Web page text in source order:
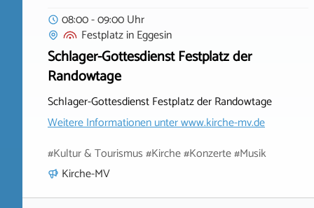
08:00 - 09:00 Uhr
FestplatzinEggesin
Schlager-Gottesdienst Festplatz der
Randowtage
Schlager-Gottesdienst Festplatz der Randowtage
Weitere Informationen unterwww.kirche-mv.de
#Kultur & Tourismus #Kirche #Konzerte #Musik
Kirche-MV